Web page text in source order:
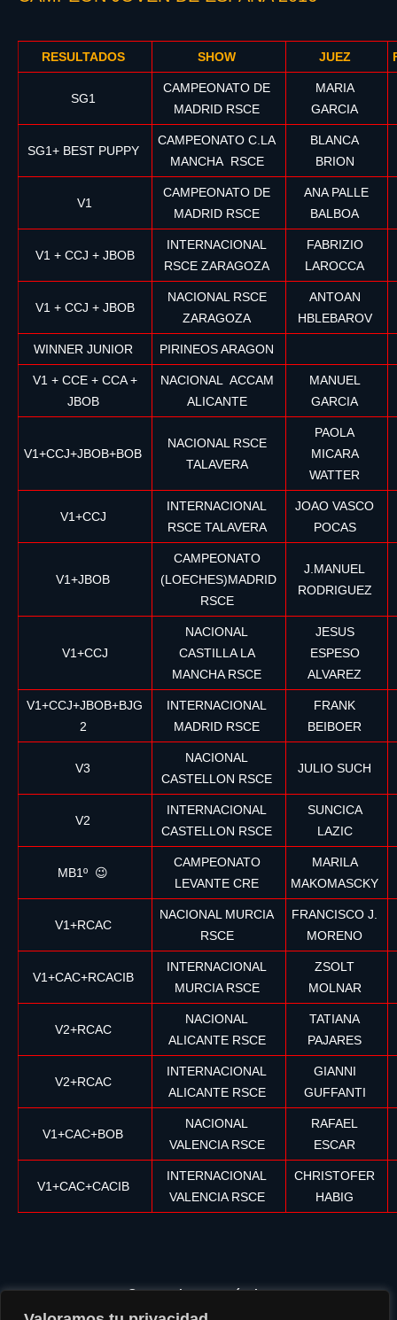
RESULTADOS SHOW JUEZ
SG1
CAMPEONATO DE
MADRID RSCE
MARIA
GARCIA
SG1+ BEST PUPPY
CAMPEONATO C.LA
MANCHA RSCE
BLANCA
BRION
V1
CAMPEONATO DE
MADRID RSCE
ANA PALLE
BALBOA
V1 + CCJ + JBOB
INTERNACIONAL
RSCE ZARAGOZA
FABRIZIO
LAROCCA
V1 + CCJ + JBOB
NACIONAL RSCE
ZARAGOZA
ANTOAN
HBLEBAROV
WINNER JUNIOR PIRINEOS ARAGON
V1 + CCE + CCA +
JBOB
NACIONAL ACCAM
ALICANTE
MANUEL
GARCIA
V1+CCJ+JBOB+BOB
NACIONAL RSCE
TALAVERA
PAOLA
MICARA
WATTER
V1+CCJ
INTERNACIONAL
RSCE TALAVERA
JOAO VASCO
POCAS
V1+JBOB
CAMPEONATO
(LOECHES)MADRID
RSCE
J.MANUEL
RODRIGUEZ
V1+CCJ
NACIONAL
CASTILLA LA
MANCHA RSCE
JESUS
ESPESO
ALVAREZ
V1+CCJ+JBOB+BJG
2
INTERNACIONAL
MADRID RSCE
FRANK
BEIBOER
V3
NACIONAL
CASTELLON RSCE
JULIO SUCH
V2
INTERNACIONAL
CASTELLON RSCE
SUNCICA
LAZIC
MB1º 😉
CAMPEONATO
LEVANTE CRE
MARILA
MAKOMASCKY
V1+RCAC
NACIONAL MURCIA
RSCE
FRANCISCO J.
MORENO
V1+CAC+RCACIB
INTERNACIONAL
MURCIA RSCE
ZSOLT
MOLNAR
V2+RCAC
NACIONAL
ALICANTE RSCE
TATIANA
PAJARES
V2+RCAC
INTERNACIONAL
ALICANTE RSCE
GIANNI
GUFFANTI
V1+CAC+BOB
NACIONAL
VALENCIA RSCE
RAFAEL
ESCAR
V1+CAC+CACIB
INTERNACIONAL
VALENCIA RSCE
CHRISTOFER
HABIG
Compartir este artículo: